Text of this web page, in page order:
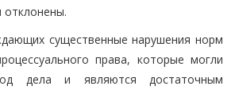
существенные нарушения норм
права, которые могли
дела и являются достаточным